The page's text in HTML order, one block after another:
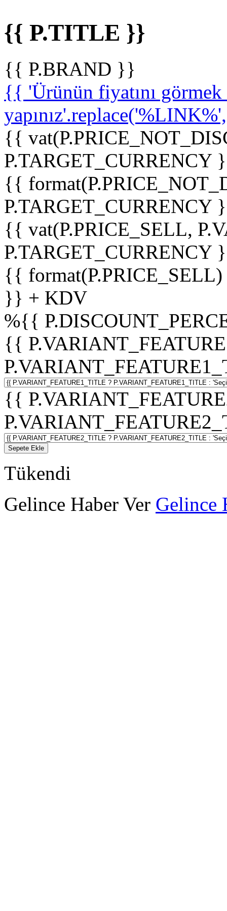
{{ P.TITLE }}
{{ P.BRAND }}
{{ 'Ürünün fiyatını
{{
P.TARGET_CURRENCY
{{
P.TARGET_CURRENCY
{{ vat(P.PRICE_SELL,
P.TARGET_CURRENCY
{{
}} + KDV
%{{
{{
{{
Sepete Ekle
Tükendi
Gelince Haber Ver Gelince